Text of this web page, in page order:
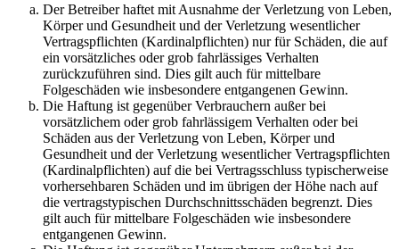
Der Betreiber haftet mit Ausnahme der Verletzung von Leben,
Körper und Gesundheit und der Verletzung wesentlicher
Vertragspflichten (Kardinalpflichten) nur für Schäden, die auf
ein vorsätzliches oder grob fahrlässiges Verhalten
zurückzuführen sind. Dies gilt auch für mittelbare
Folgeschäden wie insbesondere entgangenen Gewinn.
Die Haftung ist gegenüber Verbrauchern außer bei
vorsätzlichem oder grob fahrlässigem Verhalten oder bei
Schäden aus der Verletzung von Leben, Körper und
Gesundheit und der Verletzung wesentlicher Vertragspflichten
(Kardinalpflichten) auf die bei Vertragsschluss typischerweise
vorhersehbaren Schäden und im übrigen der Höhe nach auf
die vertragstypischen Durchschnittsschäden begrenzt. Dies
gilt auch für mittelbare Folgeschäden wie insbesondere
entgangenen Gewinn.